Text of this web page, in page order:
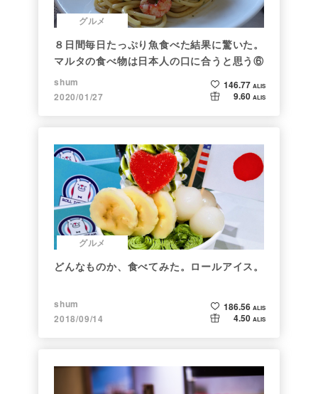
グルメ
８日間毎日たっぷり魚食べた結果に驚いた。
マルタの食べ物は日本人の口に合うと思う⑥
shum
2020/01/27
146.77 ALIS
9.60 ALIS
グルメ
どんなものか、食べてみた。ロールアイス。
shum
2018/09/14
186.56 ALIS
4.50 ALIS